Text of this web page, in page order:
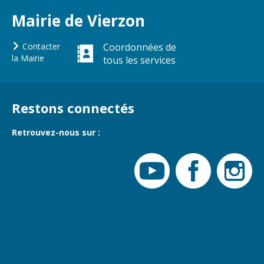
Travaux
Refuge canin
Marchés
commerce
Mairie de Vierzon
Contacter
la Mairie
Coordonnées de
tous les services
Restons connectés
Retrouvez-nous sur :